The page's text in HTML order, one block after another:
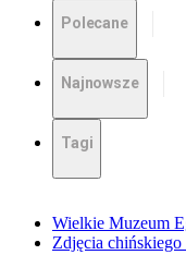
Polecane
Najnowsze
Tagi
Wielkie Muzeum
Zdjęcia